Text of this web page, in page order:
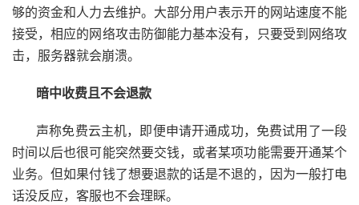
够的资金和人力去维护。大部分用户表示开的网站速度不能
接受，相应的网络攻击防御能力基本没有，只要受到网络攻
击，服务器就会崩溃。
暗中收费且不会退款
声称免费云主机，即便申请开通成功，免费试用了一段
时间以后也很可能突然要交钱，或者某项功能需要开通某个
业务。但如果付钱了想要退款的话是不退的，因为一般打电
话没反应，客服也不会理睬。